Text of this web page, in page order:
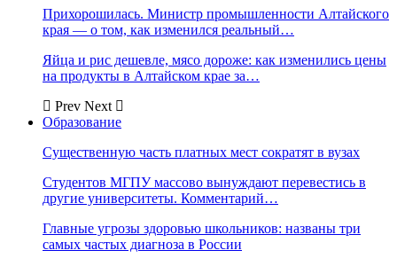
Прихорошилась. Министр промышленности Алтайского
края — о том, как изменился реальный…
Яйца и рис дешевле, мясо дороже: как изменились цены
на продукты в Алтайском крае за…
Prev Next
Образование
Существенную часть платных мест сократят в вузах
Студентов МГПУ массово вынуждают перевестись в
другие университеты. Комментарий…
Главные угрозы здоровью школьников: названы три
самых частых диагноза в России